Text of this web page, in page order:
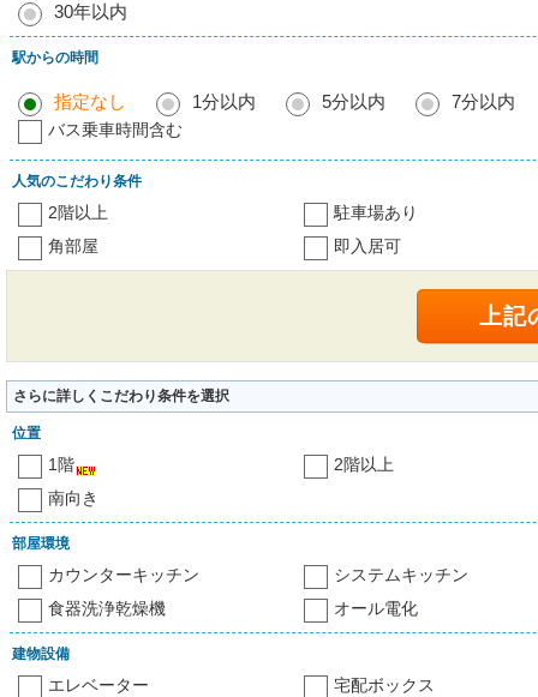
30年以内
駅からの時間
指定なし 1分以内 5分以内 7分以内
バス乗車時間含む
人気のこだわり条件
2階以上
駐車場あり
角部屋
即入居可
さらに詳しくこだわり条件を選択
位置
1階
2階以上
南向き
部屋環境
カウンターキッチン
システムキッチン
食器洗浄乾燥機
オール電化
建物設備
エレベーター
宅配ボックス